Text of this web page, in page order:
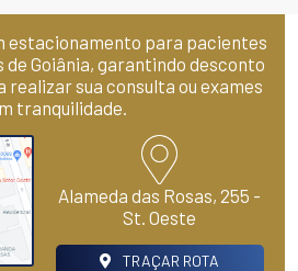
estacionamento para pacientes
de Goiânia, garantindo desconto
realizar sua consulta ou exames
tranquilidade.
Alameda das Rosas, 255 -
St. Oeste
TRAÇAR ROTA